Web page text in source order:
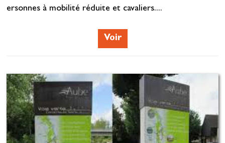
ersonnes à mobilité réduite et cavaliers....
Voir